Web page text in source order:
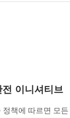
이니셔티브
책에 따르면 모